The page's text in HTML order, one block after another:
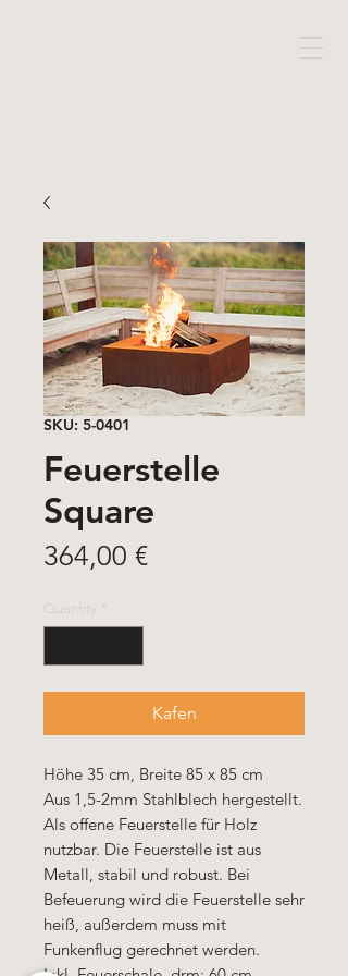
SKU: 5-0401
Feuerstelle
Square
364,00 €Price
Quantity
Kafen
Höhe 35 cm, Breite 85 x 85 cm
Aus 1,5-2mm Stahlblech hergestellt.
Als offene Feuerstelle für Holz
nutzbar. Die Feuerstelle ist aus
Metall, stabil und robust. Bei
Befeuerung wird die Feuerstelle sehr
heiß, außerdem muss mit
Funkenflug gerechnet werden.